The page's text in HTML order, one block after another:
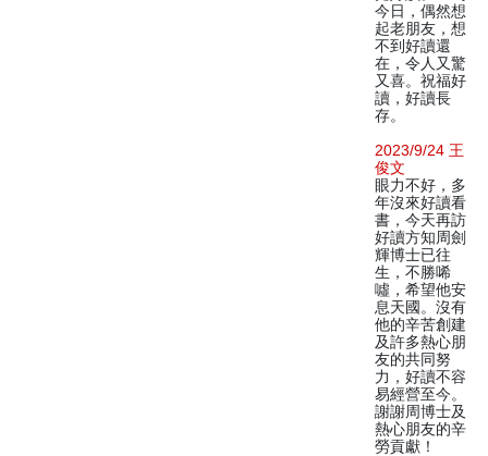
今日，偶然想
起老朋友，想
不到好讀還
在，令人又驚
又喜。祝福好
讀，好讀長
存。
2023/9/24 王
俊文
眼力不好，多
年沒來好讀看
書，今天再訪
好讀方知周劍
輝博士已往
生，不勝唏
噓，希望他安
息天國。沒有
他的辛苦創建
及許多熱心朋
友的共同努
力，好讀不容
易經營至今。
謝謝周博士及
熱心朋友的辛
勞貢獻！